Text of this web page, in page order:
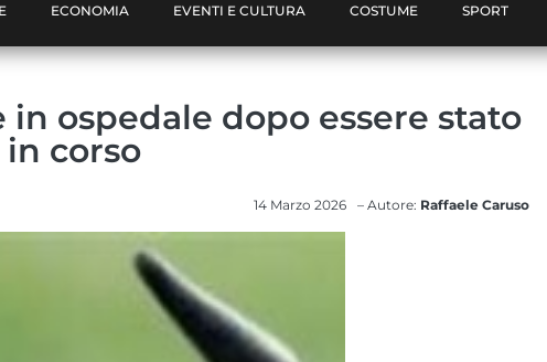
ECONOMIA EVENTI E CULTURA COSTUME SPORT
ospedale dopo essere stato
corso
14 Marzo 2026 – Autore: Raffaele Caruso